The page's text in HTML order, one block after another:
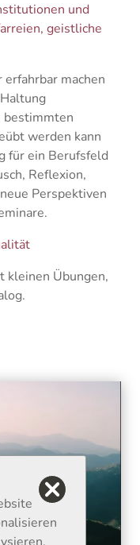
und
geistliche
machen
bestimmten
werden kann
für ein Berufsfeld
Reflexion,
Perspektiven
kleinen Übungen,